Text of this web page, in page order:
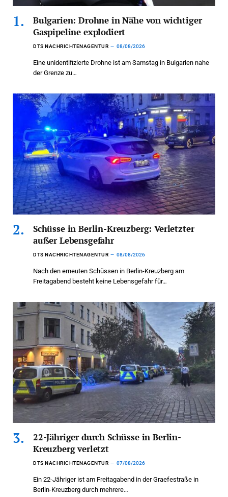
Bulgarien: Drohne in Nähe von wichtiger
Gaspipeline explodiert
DTS NACHRICHTENAGENTUR 08/08/2026
Eine unidentifizierte Drohne ist am Samstag in Bulgarien nahe
der Grenze zu…
Schüsse in Berlin-Kreuzberg: Verletzter
außer Lebensgefahr
DTS NACHRICHTENAGENTUR 08/08/2026
Nach den erneuten Schüssen in Berlin-Kreuzberg am
Freitagabend besteht keine Lebensgefahr für…
22-Jähriger durch Schüsse in Berlin-
Kreuzberg verletzt
DTS NACHRICHTENAGENTUR 07/08/2026
Ein 22-Jähriger ist am Freitagabend in der Graefestraße in
Berlin-Kreuzberg durch mehrere…